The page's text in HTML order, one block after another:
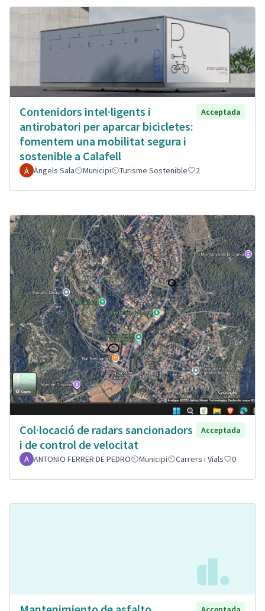
Contenidors intel·ligents i
antirobatori per aparcar bicicletes:
fomentem una mobilitat segura i
sostenible a Calafell
Acceptada
Àngels Sala Municipi Turisme Sostenible 2
Col·locació de radars sancionadors
i de control de velocitat
Acceptada
ANTONIO FERRER DE PEDRO Municipi Carrers i Vials 0